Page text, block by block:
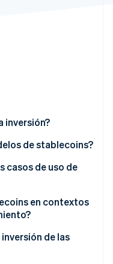
inversión?
de stablecoins?
casos de uso de
en contextos
de las